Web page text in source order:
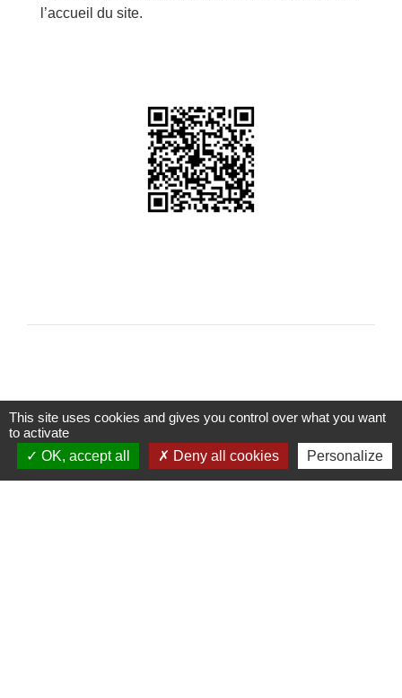
l’accueil du site.
Contacts
Commune de Loyat
This site uses cookies and gives you control over what you want
to activate
OK, accept all
Deny all cookies Personalize